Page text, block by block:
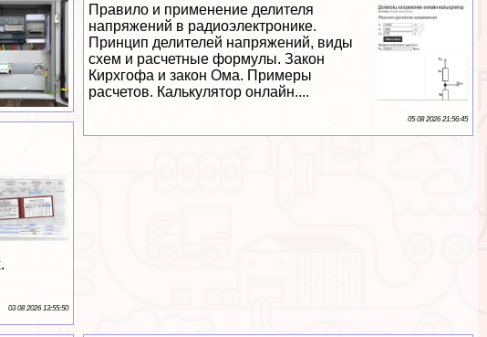
Правило и применение делителя
напряжений в радиоэлектронике.
Принцип делителей напряжений, виды
схем и расчетные формулы. Закон
Кирхгофа и закон Ома. Примеры
расчетов. Калькулятор онлайн....
05 08 2026 21:56:45
03 08 2026 13:55:50